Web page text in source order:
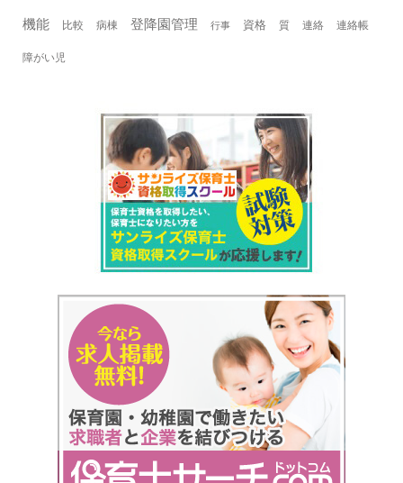
機能 比較 病棟 登降園管理 行事 資格 質 連絡 連絡帳
障がい児